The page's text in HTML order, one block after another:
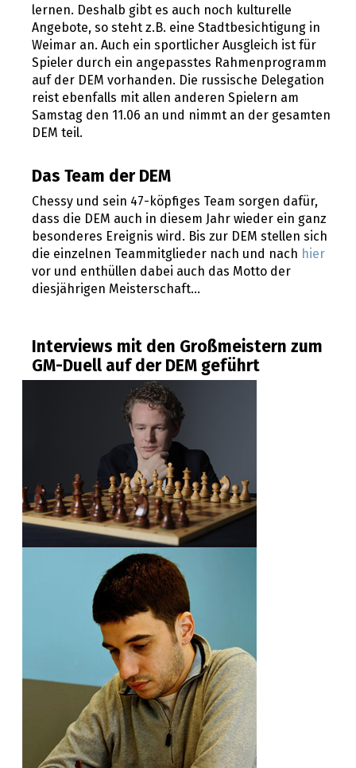
lernen. Deshalb gibt es auch noch kulturelle
Angebote, so steht z.B. eine Stadtbesichtigung in
Weimar an. Auch ein sportlicher Ausgleich ist für
Spieler durch ein angepasstes Rahmenprogramm
auf der DEM vorhanden. Die russische Delegation
reist ebenfalls mit allen anderen Spielern am
Samstag den 11.06 an und nimmt an der gesamten
DEM teil.
Das Team der DEM
Chessy und sein 47-köpfiges Team sorgen dafür,
dass die DEM auch in diesem Jahr wieder ein ganz
besonderes Ereignis wird. Bis zur DEM stellen sich
die einzelnen Teammitglieder nach und nach hier
vor und enthüllen dabei auch das Motto der
diesjährigen Meisterschaft...
Interviews mit den Großmeistern zum
GM-Duell auf der DEM geführt